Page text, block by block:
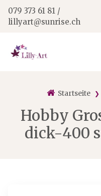
079 373 61 81 /
lillyart@sunrise.ch
Startseite
Hobby
dick-400